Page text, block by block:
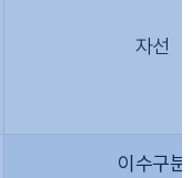
자선
이수구분